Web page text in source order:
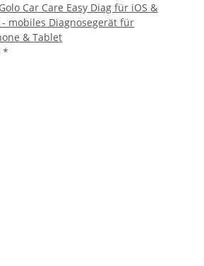
Car Care Easy Diag für iOS &
mobiles Diagnosegerät für
& Tablet
*